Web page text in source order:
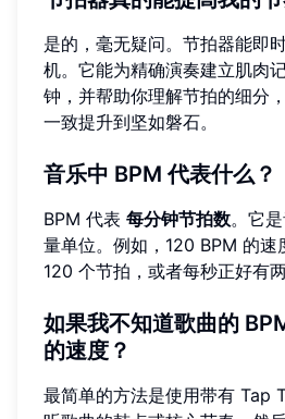
是的，毫无疑问。节拍器能即
机。它能为精确演奏建立肌肉
钟，并帮助你理解节拍的细分
一致提升到坚如磐石。
音乐中 BPM 代表什么？
BPM 代表 每分钟节拍数。它
量单位。例如，120 BPM 的
120 个节拍，或者每秒正好有两
如果我不知道歌曲的
的速度？
最简单的方法是使用带有 Tap